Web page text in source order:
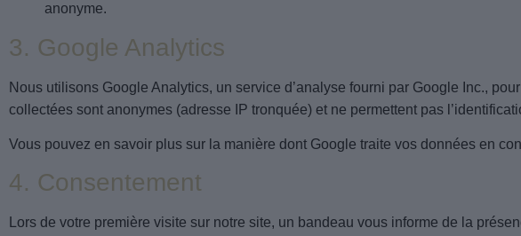
anonyme.
3. Google Analytics
Nous utilisons Google Analytics, un service d’analyse fourni par Google Inc.,
collectées sont anonymes (adresse IP tronquée) et ne permettent pas
Vous pouvez en savoir plus sur la manière dont Google traite vos données en
4. Consentement
Lors de votre première visite sur notre site, un bandeau vous informe de la